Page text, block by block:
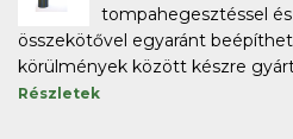
tompahegesztéssel
összekötővel egyaránt
körülmények között készre
Részletek